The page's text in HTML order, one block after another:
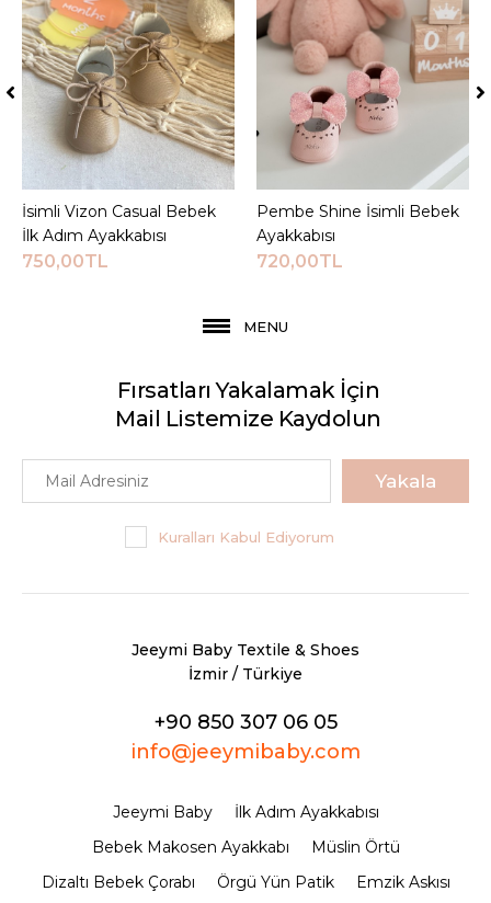
Sepete Ekle
İsimli Vizon Casual Bebek
İlk Adım Ayakkabısı
750,00TL
Sepete Ekle
Pembe Shine İsimli Bebek
Ayakkabısı
720,00TL
MENU
Fırsatları Yakalamak İçin
Mail Listemize Kaydolun
Yakala
Kuralları Kabul Ediyorum
Jeeymi Baby Textile & Shoes
İzmir / Türkiye
+90 850 307 06 05
info@jeeymibaby.com
Jeeymi Baby
İlk Adım Ayakkabısı
Bebek Makosen Ayakkabı
Müslin Örtü
Dizaltı Bebek Çorabı
Örgü Yün Patik Emzik Askısı